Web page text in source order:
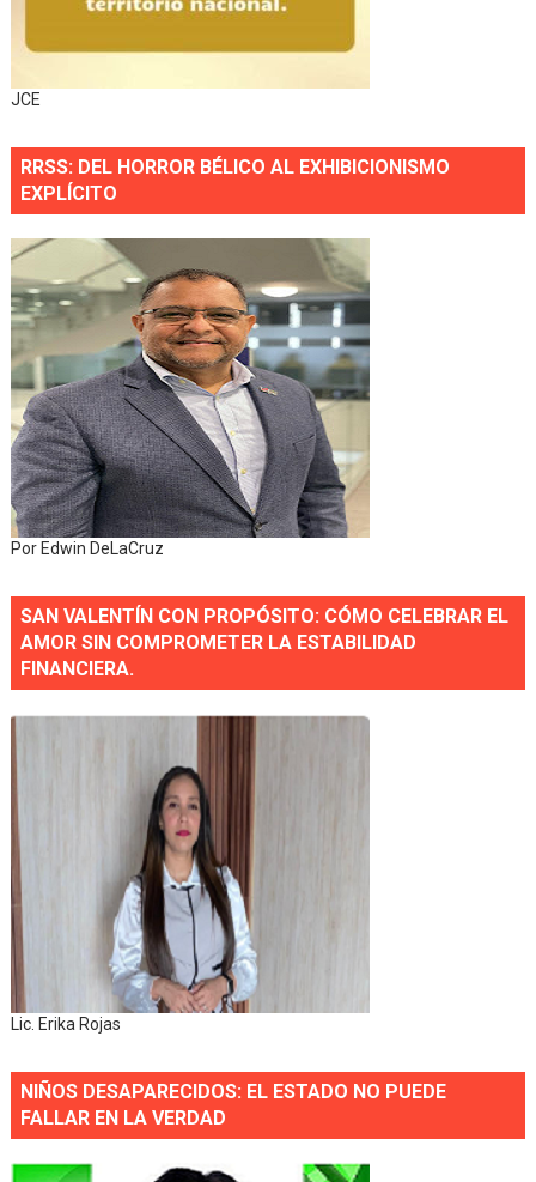
JCE
RRSS: DEL HORROR BÉLICO AL EXHIBICIONISMO
EXPLÍCITO
Por Edwin DeLaCruz
SAN VALENTÍN CON PROPÓSITO: CÓMO CELEBRAR EL
AMOR SIN COMPROMETER LA ESTABILIDAD
FINANCIERA.
Lic. Erika Rojas
NIÑOS DESAPARECIDOS: EL ESTADO NO PUEDE
FALLAR EN LA VERDAD